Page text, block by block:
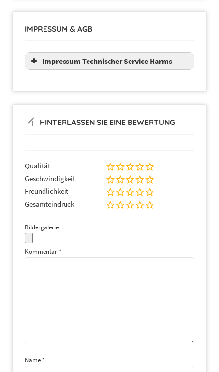
auf den gewünschten Satelliten nur 69,– €
IMPRESSUM & AGB
Impressum Technischer Service Harms
HINTERLASSEN SIE EINE BEWERTUNG
Qualität
Geschwindigkeit
Freundlichkeit
Gesamteindruck
Bildergalerie
Kommentar *
Name *